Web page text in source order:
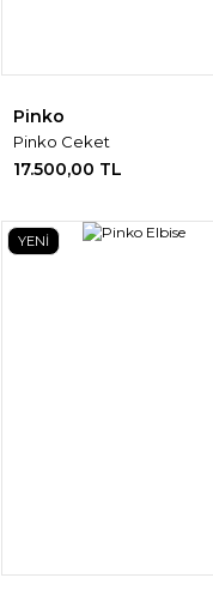
Pinko
Pinko Ceket
17.500,00 TL
YENİ